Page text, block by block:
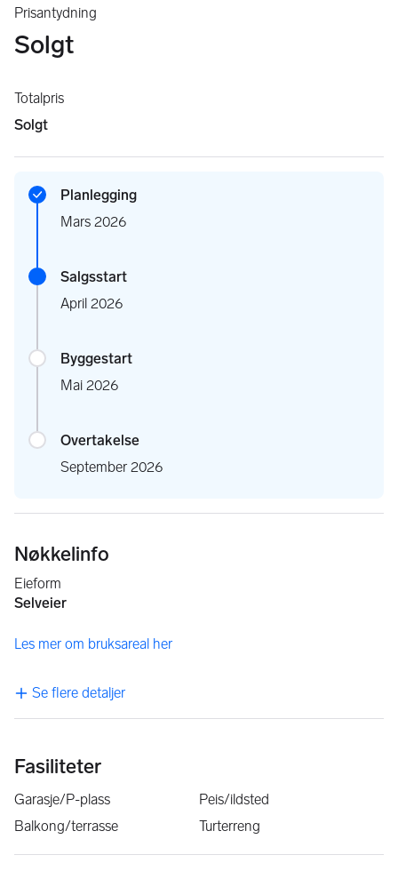
Prisantydning
Solgt
Totalpris
Solgt
Planlegging
Mars 2026
Salgsstart
April 2026
Byggestart
Mai 2026
Overtakelse
September 2026
Nøkkelinfo
Eieform
Selveier
Les mer om bruksareal her
Se flere detaljer
Fasiliteter
Garasje/P-plass
Peis/ildsted
Balkong/terrasse
Turterreng